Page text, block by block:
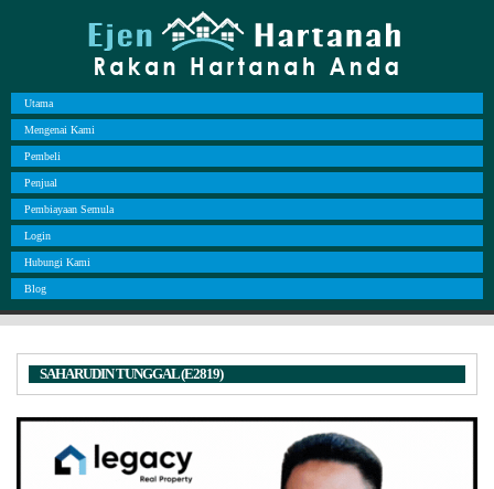
Utama
Mengenai Kami
Pembeli
Penjual
Pembiayaan Semula
Login
Hubungi Kami
Blog
SAHARUDIN TUNGGAL (E2819)